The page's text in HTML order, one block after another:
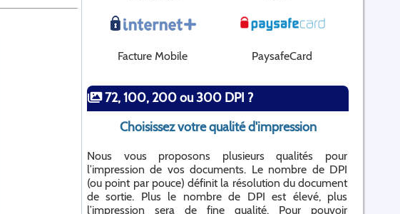
Facture Mobile PaysafeCard
72, 100, 200 ou 300 DPI ?
Choisissez votre qualité d'impression
Nous vous proposons plusieurs qualités pour
l’impression de vos documents. Le nombre de DPI
(ou point par pouce) définit la résolution du document
de sortie. Plus le nombre de DPI est élevé, plus
l’impression sera de fine qualité. Pour pouvoir